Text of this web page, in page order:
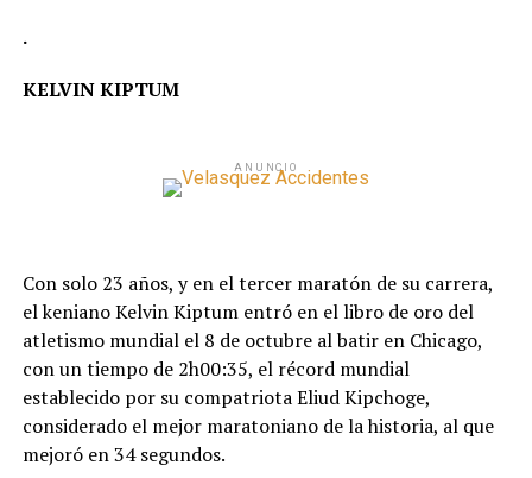
.
KELVIN KIPTUM
ANUNCIO
Con solo 23 años, y en el tercer maratón de su carrera,
el keniano Kelvin Kiptum entró en el libro de oro del
atletismo mundial el 8 de octubre al batir en Chicago,
con un tiempo de 2h00:35, el récord mundial
establecido por su compatriota Eliud Kipchoge,
considerado el mejor maratoniano de la historia, al que
mejoró en 34 segundos.